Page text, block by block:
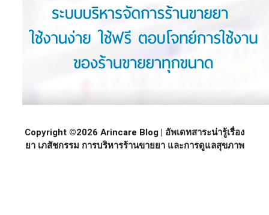
Copyright ©2026 Arincare Blog | อัพเดทสาระน่ารู้เรื่อง
ยา เภสัชกรรม การบริหารร้านขายยา และการดูแลสุขภาพ